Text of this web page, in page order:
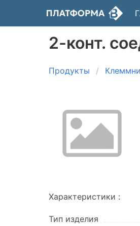
2-конт.
Продукты
Характеристики :
Тип изделия